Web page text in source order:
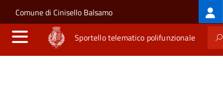
Salta al contenuto principale
Skip to site navigation
Comune di Cinisello Balsamo
Sportello telematico polifunzionale